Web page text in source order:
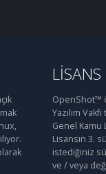
LISANS
OpenShot™
Yazılım
Genel Kamu
Lisansın 3.
istediğiniz
ve / veya